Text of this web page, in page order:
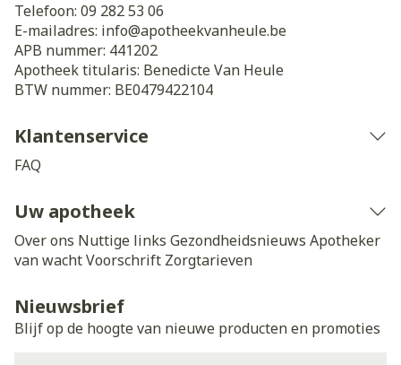
Telefoon: 09 282 53 06
E-mailadres: info@apotheekvanheule.be
APB nummer: 441202
Apotheek titularis: Benedicte Van Heule
BTW nummer: BE0479422104
Klantenservice
FAQ
Uw apotheek
Over ons Nuttige links Gezondheidsnieuws Apotheker
van wachtVoorschrift Zorgtarieven
Nieuwsbrief
Blijf op de hoogte van nieuwe producten en promoties